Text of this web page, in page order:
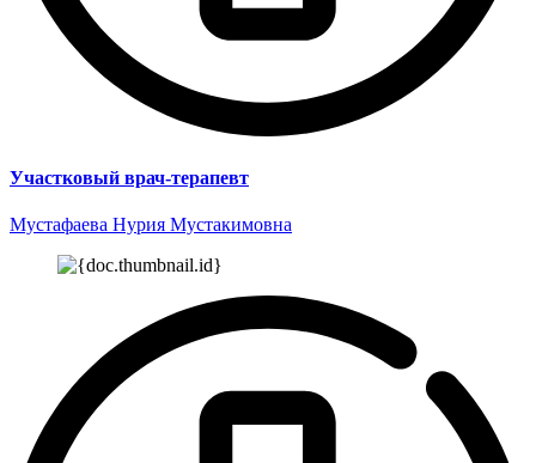
Участковый врач-терапевт
Мустафаева Нурия Мустакимовна